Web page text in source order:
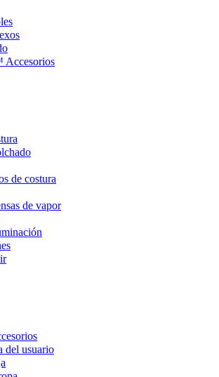
de costura
de vapor
del usuario